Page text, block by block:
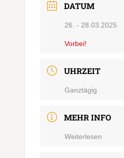
DATUM
26. - 28.03.2025
Vorbei!
UHRZEIT
Ganztägig
MEHR INFO
Weiterlesen